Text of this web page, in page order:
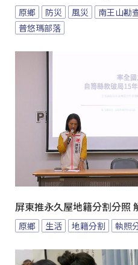
原鄉 防災 風災 南王山勘
普悠瑪部落
屏東推永久屋地籍分割分照
原鄉 生活 地籍分割 執照